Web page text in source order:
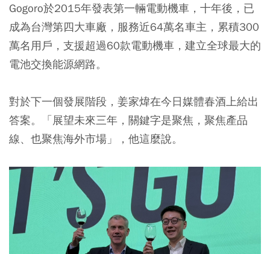
Gogoro於2015年發表第一輛電動機車，十年後，已
成為台灣第四大車廠，服務近64萬名車主，累積300
萬名用戶，支援超過60款電動機車，建立全球最大的
電池交換能源網路。
對於下一個發展階段，姜家煒在今日媒體春酒上給出
答案。「展望未來三年，關鍵字是聚焦，聚焦產品
線、也聚焦海外市場」，他這麼說。